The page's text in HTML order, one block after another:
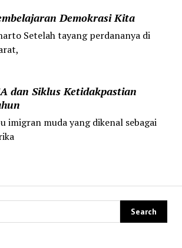
Demokrasi Kita
Setelah tayang perdananya di
dan Siklus Ketidakpastian
imigran muda yang dikenal sebagai